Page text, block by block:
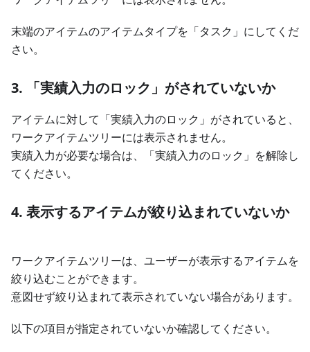
末端のアイテムのアイテムタイプを「タスク」にしてくだ
さい。
3. 「実績入力のロック」がされていないか
アイテムに対して「実績入力のロック」がされていると、
ワークアイテムツリーには表示されません。
実績入力が必要な場合は、「実績入力のロック」を解除し
てください。
4. 表示するアイテムが絞り込まれていないか
ワークアイテムツリーは、ユーザーが表示するアイテムを
絞り込むことができます。
意図せず絞り込まれて表示されていない場合があります。
以下の項目が指定されていないか確認してください。